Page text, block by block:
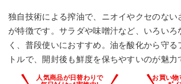
独自技術による搾油で、ニオイやクセのない
が特徴です。サラダや味噌汁など、いろいろ
く、普段使いにおすすめ。油を酸化から守る
トルで、開封後も鮮度を保ちやすいのが魅力